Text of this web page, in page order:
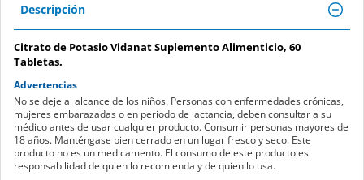
Descripción
Citrato de Potasio Vidanat Suplemento Alimenticio, 60
Tabletas.
Advertencias
No se deje al alcance de los niños. Personas con enfermedades crónicas,
mujeres embarazadas o en periodo de lactancia, deben consultar a su
médico antes de usar cualquier producto. Consumir personas mayores de
18 años. Manténgase bien cerrado en un lugar fresco y seco. Este
producto no es un medicamento. El consumo de este producto es
responsabilidad de quien lo recomienda y de quien lo usa.